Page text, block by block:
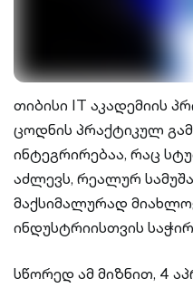
თიბისი IT აკადემიის
ცოდნის პრაქტიკულ
ინტეგრირებაა, რაც
აძლევს, რეალურ
მაქსიმალურად
ინდუსტრიისთვის
სწორედ ამ მიზნით, 4